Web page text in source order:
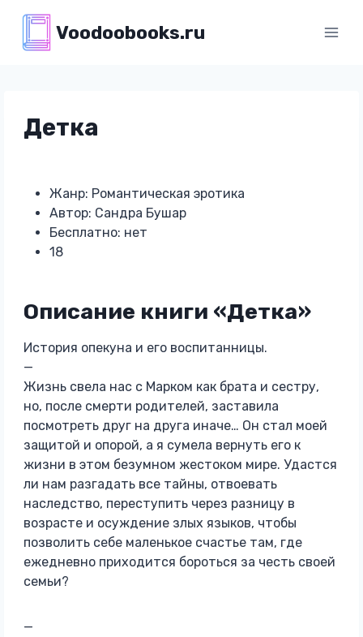
содержимому
Voodoobooks.ru
Детка
Жанр: Романтическая эротика
Автор: Сандра Бушар
Бесплатно: нет
18
Описание книги «Детка»
История опекуна и его воспитанницы.
—
Жизнь свела нас с Марком как брата и сестру,
но, после смерти родителей, заставила
посмотреть друг на друга иначе… Он стал моей
защитой и опорой, а я сумела вернуть его к
жизни в этом безумном жестоком мире. Удастся
ли нам разгадать все тайны, отвоевать
наследство, переступить через разницу в
возрасте и осуждение злых языков, чтобы
позволить себе маленькое счастье там, где
ежедневно приходится бороться за честь своей
семьи?
—